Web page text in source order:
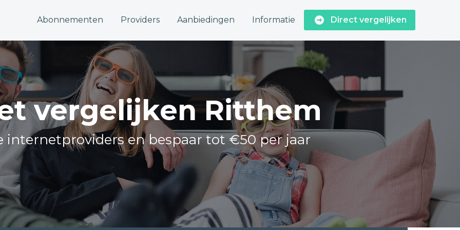
Abonnementen Providers Aanbiedingen Informatie Direct vergelijken
vergelijken Ritthem
internetproviders en bespaar tot €50 per jaar